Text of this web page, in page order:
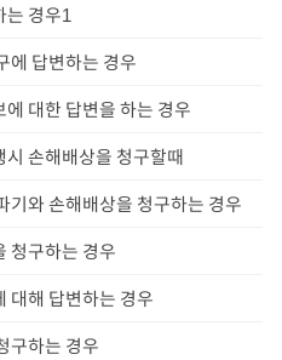
는 경우1
에 답변하는 경우
대한 답변을 하는 경우
손해배상을 청구할때
기와 손해배상을 청구하는 경우
청구하는 경우
대해 답변하는 경우
구하는 경우